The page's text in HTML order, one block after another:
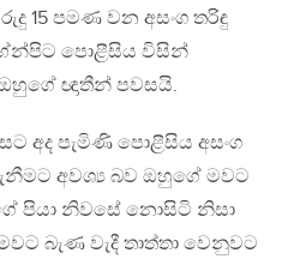
15 පමණ වන අසංග තරිඳු
පොළීසිය විසින්
ඥාතීන් පවසයි.
අද පැමිණි පොළීසිය අසංග
අවශ්‍ය බව ඔහුගේ මවට
පියා නිවසේ නොසිටි නිසා
බැණ වැදී තාත්තා වෙනුවට